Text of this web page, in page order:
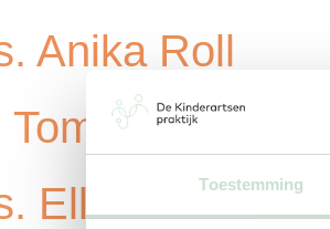
Toestemming
Anika Roll
Tom Witteveen
Ellen